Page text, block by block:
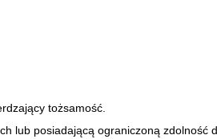
tożsamość.
lub posiadającą ograniczoną zdolność